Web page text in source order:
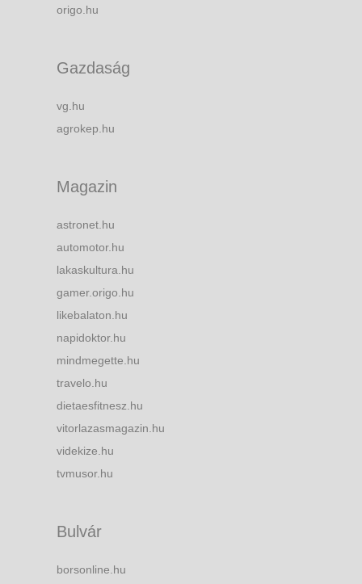
origo.hu
Gazdaság
vg.hu
agrokep.hu
Magazin
astronet.hu
automotor.hu
lakaskultura.hu
gamer.origo.hu
likebalaton.hu
napidoktor.hu
mindmegette.hu
travelo.hu
dietaesfitnesz.hu
vitorlazasmagazin.hu
videkize.hu
tvmusor.hu
Bulvár
borsonline.hu